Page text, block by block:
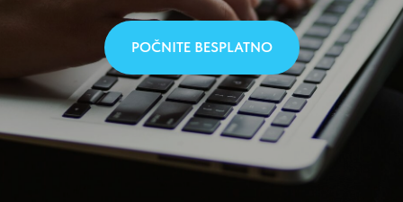
POČNITE BESPLATNO